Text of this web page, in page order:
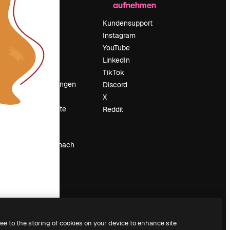
Reviews
Karriere
Suchtrends
Blog
Veranstaltungen
Deine Inhalte
Suchst du nach
aufnehmen
Kundensupport
Instagram
YouTube
LinkedIn
TikTok
Discord
X
Reddit
to the storing of cookies on your device to enhance site